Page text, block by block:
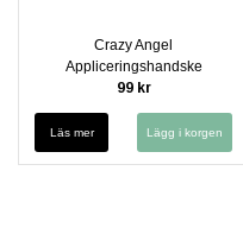
Crazy Angel
Appliceringshandske
99 kr
Läs mer